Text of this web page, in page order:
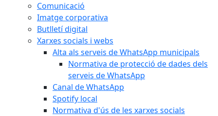
Comunicació
Imatge corporativa
Butlletí digital
Xarxes socials i webs
Alta als serveis de WhatsApp municipals
Normativa de protecció de dades dels
serveis de WhatsApp
Canal de WhatsApp
Spotify local
Normativa d'ús de les xarxes socials